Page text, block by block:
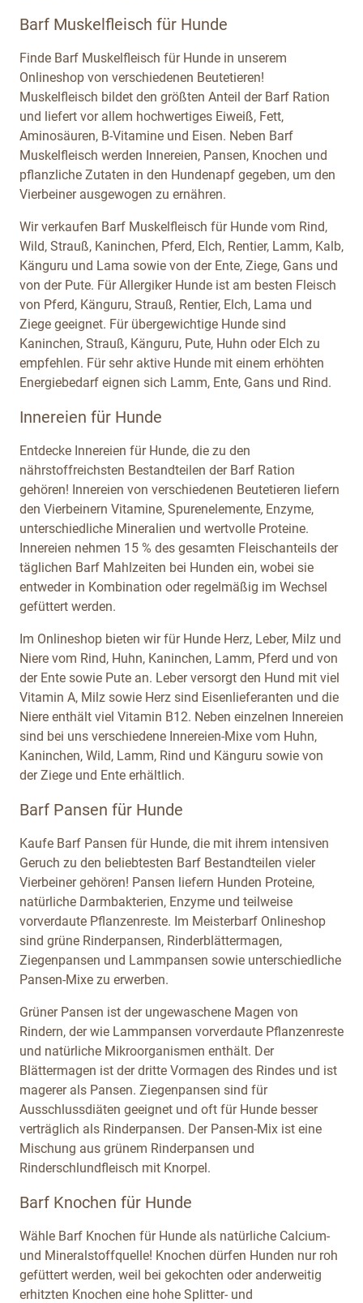
Barf Muskelfleisch für Hunde
Finde Barf Muskelfleisch für Hunde in unserem
Onlineshop von verschiedenen Beutetieren!
Muskelfleisch bildet den größten Anteil der Barf Ration
und liefert vor allem hochwertiges Eiweiß, Fett,
Aminosäuren, B-Vitamine und Eisen. Neben Barf
Muskelfleisch werden Innereien, Pansen, Knochen und
pflanzliche Zutaten in den Hundenapf gegeben, um den
Vierbeiner ausgewogen zu ernähren.
Wir verkaufen Barf Muskelfleisch für Hunde vom Rind,
Wild, Strauß, Kaninchen, Pferd, Elch, Rentier, Lamm, Kalb,
Känguru und Lama sowie von der Ente, Ziege, Gans und
von der Pute. Für Allergiker Hunde ist am besten Fleisch
von Pferd, Känguru, Strauß, Rentier, Elch, Lama und
Ziege geeignet. Für übergewichtige Hunde sind
Kaninchen, Strauß, Känguru, Pute, Huhn oder Elch zu
empfehlen. Für sehr aktive Hunde mit einem erhöhten
Energiebedarf eignen sich Lamm, Ente, Gans und Rind.
Innereien für Hunde
Entdecke Innereien für Hunde, die zu den
nährstoffreichsten Bestandteilen der Barf Ration
gehören! Innereien von verschiedenen Beutetieren liefern
den Vierbeinern Vitamine, Spurenelemente, Enzyme,
unterschiedliche Mineralien und wertvolle Proteine.
Innereien nehmen 15 % des gesamten Fleischanteils der
täglichen Barf Mahlzeiten bei Hunden ein, wobei sie
entweder in Kombination oder regelmäßig im Wechsel
gefüttert werden.
Im Onlineshop bieten wir für Hunde Herz, Leber, Milz und
Niere vom Rind, Huhn, Kaninchen, Lamm, Pferd und von
der Ente sowie Pute an. Leber versorgt den Hund mit viel
Vitamin A, Milz sowie Herz sind Eisenlieferanten und die
Niere enthält viel Vitamin B12. Neben einzelnen Innereien
sind bei uns verschiedene Innereien-Mixe vom Huhn,
Kaninchen, Wild, Lamm, Rind und Känguru sowie von
der Ziege und Ente erhältlich.
Barf Pansen für Hunde
Kaufe Barf Pansen für Hunde, die mit ihrem intensiven
Geruch zu den beliebtesten Barf Bestandteilen vieler
Vierbeiner gehören! Pansen liefern Hunden Proteine,
natürliche Darmbakterien, Enzyme und teilweise
vorverdaute Pflanzenreste. Im Meisterbarf Onlineshop
sind grüne Rinderpansen, Rinderblättermagen,
Ziegenpansen und Lammpansen sowie unterschiedliche
Pansen-Mixe zu erwerben.
Grüner Pansen ist der ungewaschene Magen von
Rindern, der wie Lammpansen vorverdaute Pflanzenreste
und natürliche Mikroorganismen enthält. Der
Blättermagen ist der dritte Vormagen des Rindes und ist
magerer als Pansen. Ziegenpansen sind für
Ausschlussdiäten geeignet und oft für Hunde besser
verträglich als Rinderpansen. Der Pansen-Mix ist eine
Mischung aus grünem Rinderpansen und
Rinderschlundfleisch mit Knorpel.
Barf Knochen für Hunde
Wähle Barf Knochen für Hunde als natürliche Calcium-
und Mineralstoffquelle! Knochen dürfen Hunden nur roh
gefüttert werden, weil bei gekochten oder anderweitig
erhitzten Knochen eine hohe Splitter- und